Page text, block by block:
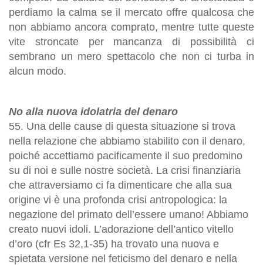
perdiamo la calma se il mercato offre qualcosa che
non abbiamo ancora comprato, mentre tutte queste
vite stroncate per mancanza di possibilità ci
sembrano un mero spettacolo che non ci turba in
alcun modo.
No alla nuova idolatria del denaro
55. Una delle cause di questa situazione si trova
nella relazione che abbiamo stabilito con il denaro,
poiché accettiamo pacificamente il suo predomino
su di noi e sulle nostre società. La crisi finanziaria
che attraversiamo ci fa dimenticare che alla sua
origine vi è una profonda crisi antropologica: la
negazione del primato dell’essere umano! Abbiamo
creato nuovi idoli. L’adorazione dell’antico vitello
d’oro (cfr Es 32,1-35) ha trovato una nuova e
spietata versione nel feticismo del denaro e nella